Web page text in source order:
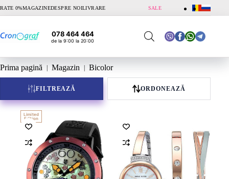
RATE 0%MAGAZINEDESPRE NOILIVRARE SALE
078 464 464
de la 9:00 la 20:00
Prima pagină Magazin Bicolor
FILTREAZĂ ORDONEAZĂ
Limited
Edition